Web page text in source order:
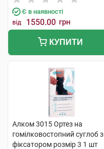
Є в наявності
від 1550.00 грн
КУПИТИ
Алком 3015 Ортез на
гомілковостопний суглоб з
фіксатором розмір 3 1 шт